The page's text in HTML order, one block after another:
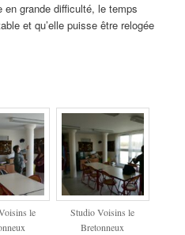
en grande difficulté, le temps
et qu’elle puisse être relogée
le
Studio Voisins le
Bretonneux